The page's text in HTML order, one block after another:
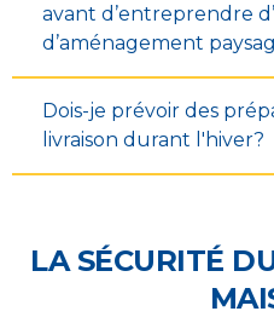
avant d’entreprendre
d’aménagement
Dois-je prévoir des
livraison durant l'hiver?
LA SÉCURITÉ